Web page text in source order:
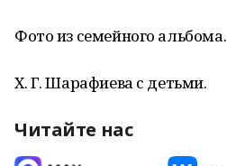
Фото из семейного альбома.
Х. Г. Шарафиева с детьми.
Читайте нас